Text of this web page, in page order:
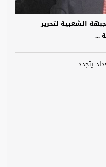
الشعبية لتحرير
...
يتجدد